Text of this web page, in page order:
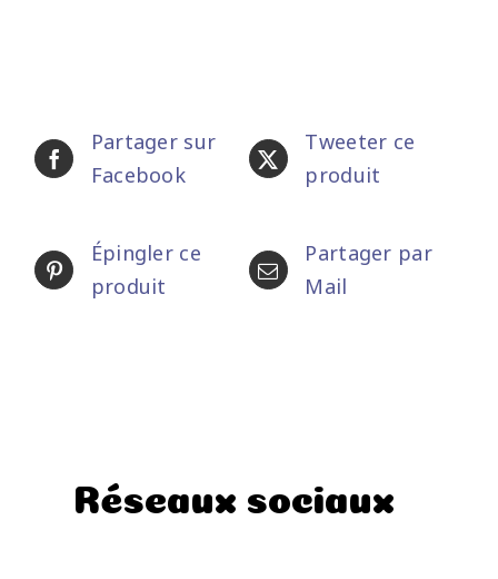
Partager sur
Facebook
Tweeter ce
produit
Épingler ce
produit
Partager par
Mail
Réseaux sociaux